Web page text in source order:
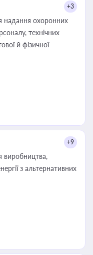
+3
надання охоронних
технічних
й фізичної
+9
виробництва,
з альтернативних